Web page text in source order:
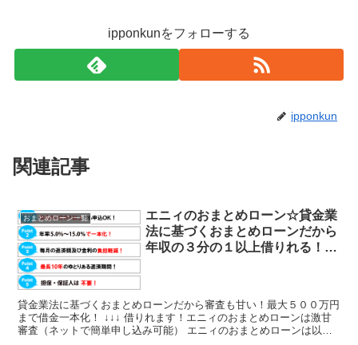
ipponkunをフォローする
ipponkun
関連記事
おまとめローン一覧
エニィのおまとめローン☆貸金業
法に基づくおまとめローンだから
年収の３分の１以上借りれる！一
保保証人は不要
貸金業法に基づくおまとめローンだから審査も甘い！最大５００万円
まで借金一本化！ ↓↓↓ 借りれます！エニィのおまとめローンは激甘
審査（ネットで簡単申し込み可能） エニィのおまとめローンは以下